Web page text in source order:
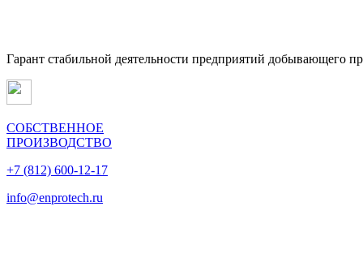
Гарант стабильной деятельности предприятий добывающего
СОБСТВЕННОЕ
ПРОИЗВОДСТВО
+7 (812) 600-12-17
info@enprotech.ru